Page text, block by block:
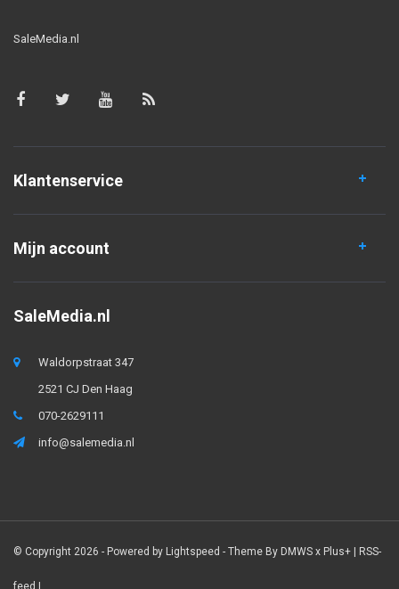
SaleMedia.nl
Klantenservice
Mijn account
SaleMedia.nl
Waldorpstraat 347
2521 CJ Den Haag
070-2629111
info@salemedia.nl
© Copyright 2026 - Powered by Lightspeed - Theme By DMWS x Plus+ | RSS-
feed |